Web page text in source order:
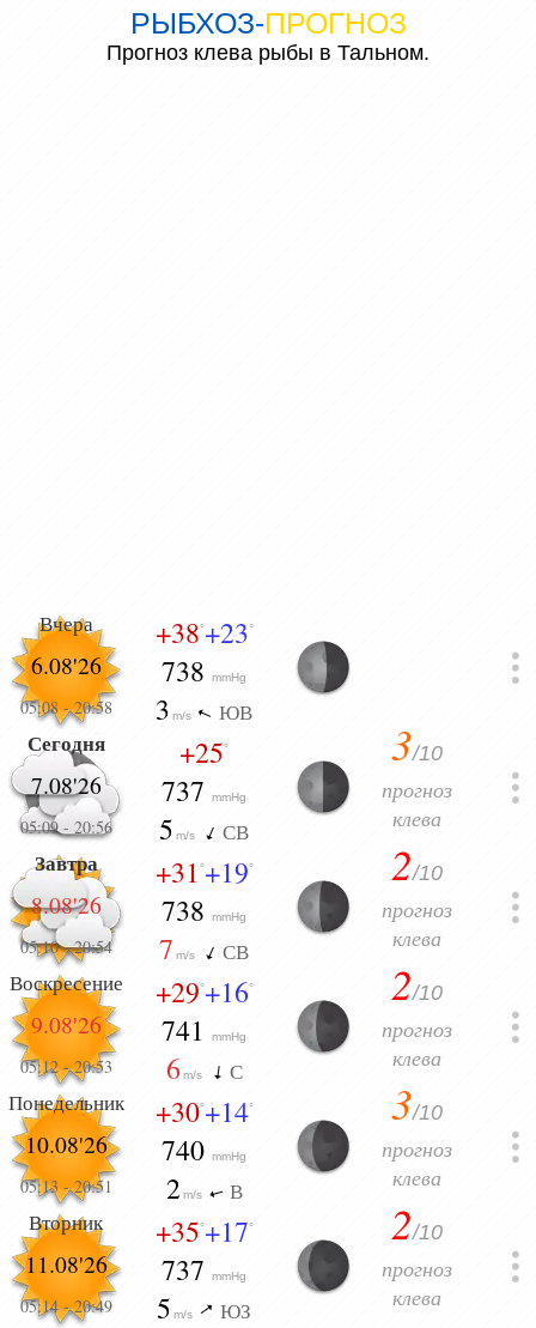
РЫБХОЗ-ПРОГНОЗ
Прогноз клева рыбы в Тальном.
Вчера
6.08'26
05:08-20:58
+38°+23°
738mmHg
3 m/s ЮВ
Сегодня
7.08'26
05:09- 20:56
+25°
737mmHg
5 m/s СВ
3/10
прогноз
клева
Завтра
8.08'26
05:10-20:54
+31°+19°
738mmHg
7 m/s СВ
2/10
прогноз
клева
Воскресение
9.08'26
05:12-20:53
+29°+16°
741mmHg
6 m/s С
2/10
прогноз
клева
Понедельник
10.08'26
05:13-20:51
+30°+14°
740mmHg
2 m/s В
3/10
прогноз
клева
Вторник
11.08'26
05:14-20:49
+35°+17°
737mmHg
5 m/s ЮЗ
2/10
прогноз
клева